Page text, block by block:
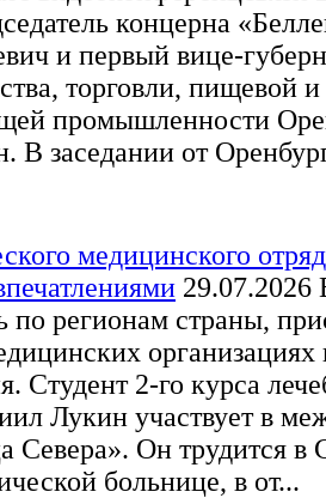
концерна
и первый вице-
торговли, пищевой и
промышленности
В заседании от
медицинского
29.07.2026
по регионам страны,
Студент 2-го курса
Лукин участвует в
Севера». Он трудится в
больнице, в от...